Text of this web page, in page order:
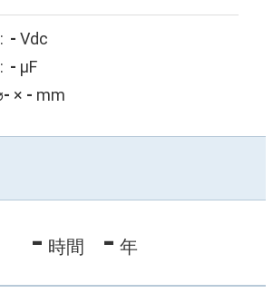
- Vdc
- µF
- × - mm
- 時間 - 年